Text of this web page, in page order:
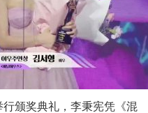
颁奖典礼，李秉宪凭《混